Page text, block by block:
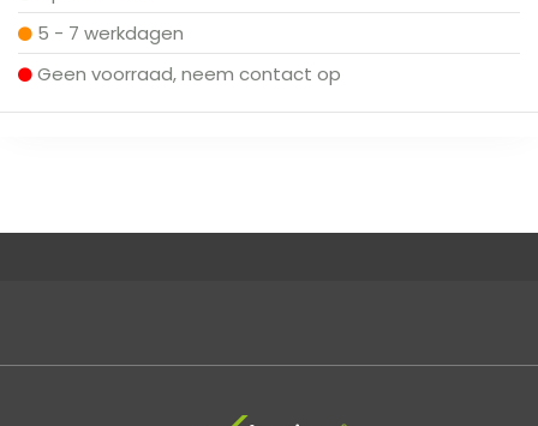
5 - 7 werkdagen
Geen voorraad, neem contact op